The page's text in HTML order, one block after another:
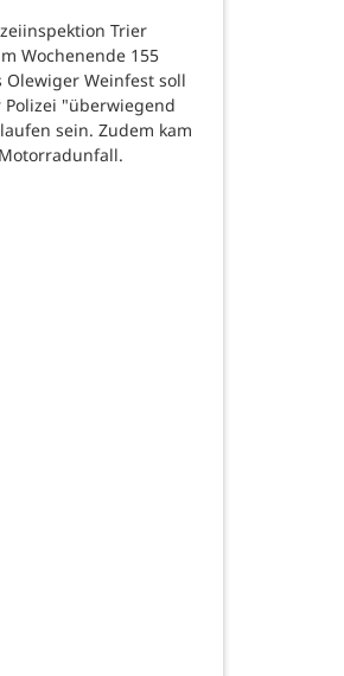
Trier
Wochenende 155
Olewiger Weinfest soll
Polizei "überwiegend
sein. Zudem kam